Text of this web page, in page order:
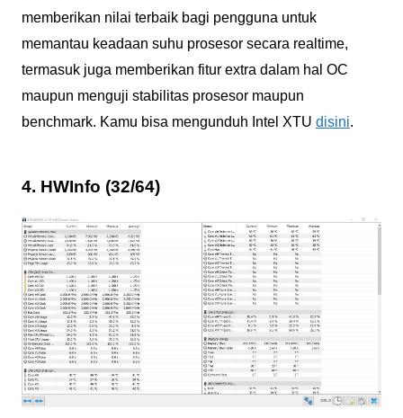
memberikan nilai terbaik bagi pengguna untuk
memantau keadaan suhu prosesor secara realtime,
termasuk juga memberikan fitur extra dalam hal OC
maupun menguji stabilitas prosesor maupun
benchmark. Kamu bisa mengunduh Intel XTU disini.
4. HWInfo (32/64)